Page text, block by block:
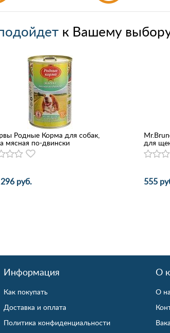
к Вашему
Родные Корма для собак,
мясная по-двински
руб.
Mr.Bruno
для
555
Информация
Как покупать
Доставка и оплата
Политика конфиденциальности
О
О